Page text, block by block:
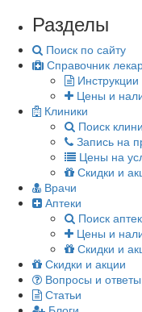
Разделы
Поиск по сайту
Справочник
Цены и
Клиники
Поиск
Запись на
Цены на
Скидки и
Врачи
Аптеки
Поиск
Цены и
Скидки и
Скидки и акции
Вопросы и ответы
Статьи